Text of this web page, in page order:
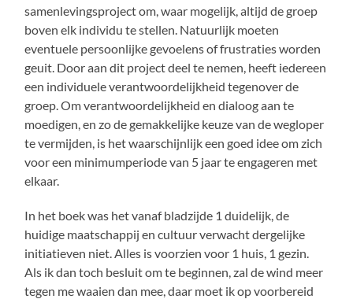
samenlevingsproject om, waar mogelijk, altijd de groep
boven elk individu te stellen. Natuurlijk moeten
eventuele persoonlijke gevoelens of frustraties worden
geuit. Door aan dit project deel te nemen, heeft iedereen
een individuele verantwoordelijkheid tegenover de
groep. Om verantwoordelijkheid en dialoog aan te
moedigen, en zo de gemakkelijke keuze van de wegloper
te vermijden, is het waarschijnlijk een goed idee om zich
voor een minimumperiode van 5 jaar te engageren met
elkaar.
In het boek was het vanaf bladzijde 1 duidelijk, de
huidige maatschappij en cultuur verwacht dergelijke
initiatieven niet. Alles is voorzien voor 1 huis, 1 gezin.
Als ik dan toch besluit om te beginnen, zal de wind meer
tegen me waaien dan mee, daar moet ik op voorbereid